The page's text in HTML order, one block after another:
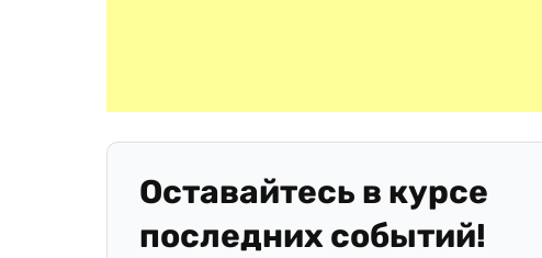
Оставайтесь в курсе
последних событий!